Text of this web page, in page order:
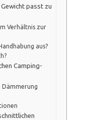
passt zu
Verhältnis zur
aus?
Camping-
Dämmerung